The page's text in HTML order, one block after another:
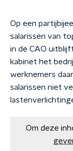
Op een
salarissen van
in de CAO
kabinet het
werknemers
salarissen niet
Om deze